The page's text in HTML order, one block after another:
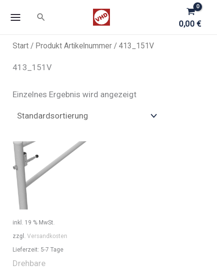
Inhalt
Suchen
0,00€
Start / Produkt Artikelnummer / 413_151V
413_151V
Einzelnes Ergebnis wird angezeigt
inkl. 19 % MwSt.
zzgl.Versandkosten
Lieferzeit: 5-7 Tage
Drehbare